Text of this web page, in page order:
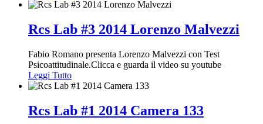
Rcs Lab #3 2014 Lorenzo Malvezzi
Fabio Romano presenta Lorenzo Malvezzi con Test
Psicoattitudinale.Clicca e guarda il video su youtube
Leggi Tutto
Rcs Lab #1 2014 Camera 133